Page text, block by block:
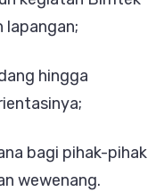
lapangan;
hingga
bagi pihak-pihak
wewenang.